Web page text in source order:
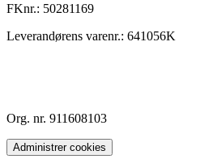
FKnr.: 50281169
Leverandørens varenr.: 641056K
Org. nr. 911608103
Administrer cookies